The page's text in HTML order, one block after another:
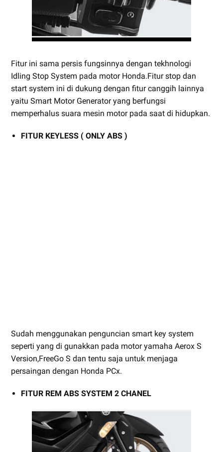
Fitur ini sama persis fungsinnya dengan tekhnologi
Idling Stop System pada motor Honda.Fitur stop dan
start system ini di dukung dengan fitur canggih lainnya
yaitu Smart Motor Generator yang berfungsi
memperhalus suara mesin motor pada saat di hidupkan.
FITUR KEYLESS ( ONLY ABS )
Sudah menggunakan penguncian smart key system
seperti yang di gunakkan pada motor yamaha Aerox S
Version,FreeGo S dan tentu saja untuk menjaga
persaingan dengan Honda PCx.
FITUR REM ABS SYSTEM 2 CHANEL